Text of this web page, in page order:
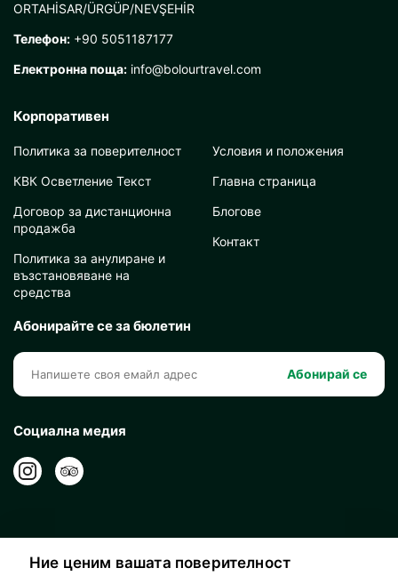
ORTAHİSAR/ÜRGÜP/NEVŞEHİR
Телефон: +90 5051187177
Електронна поща: info@bolourtravel.com
Корпоративен
Политика за поверителност
КВК Осветление Текст
Договор за дистанционна
продажба
Политика за анулиране и
възстановяване на
средства
Условия и положения
Главна страница
Блогове
Контакт
Абонирайте се за бюлетин
Абонирай се
Социална медия
Ние ценим вашата поверителност